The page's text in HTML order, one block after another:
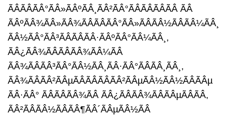
ÃÂÃÂÃÂ°ÃÂ»ÃÂºÃÂ¸ÃÂ²ÃÂ°ÃÂÃÂÃÂÃÂ ÃÂ
ÃÂºÃÂ¾ÃÂ»ÃÂ¾ÃÂÃÂÃÂ°ÃÂ»ÃÂÃÂ½ÃÂÃÂ¼ÃÂ¸
ÃÂ½ÃÂ°ÃÂ³ÃÂÃÂÃÂ·ÃÂºÃÂ°ÃÂ¼ÃÂ¸,
ÃÂ¿ÃÂ¾ÃÂÃÂÃÂ¾ÃÂ¼ÃÂ
ÃÂ¾ÃÂÃÂ³ÃÂ°ÃÂ½ÃÂ¸ÃÂ·ÃÂ°ÃÂÃÂ¸ÃÂ¸,
ÃÂ¾ÃÂÃÂ²ÃÂµÃÂÃÂÃÂÃÂ²ÃÂµÃÂ½ÃÂ½ÃÂÃÂµ
ÃÂ·ÃÂ° ÃÂÃÂÃÂ¾ÃÂ ÃÂ¿ÃÂÃÂ¾ÃÂÃÂµÃÂÃÂ,
ÃÂ²ÃÂÃÂ½ÃÂÃÂ¶ÃÂ´ÃÂµÃÂ½ÃÂ